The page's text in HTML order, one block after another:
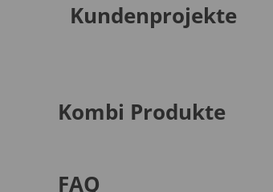
Kundenprojekte
Kombi Produkte
FAQ